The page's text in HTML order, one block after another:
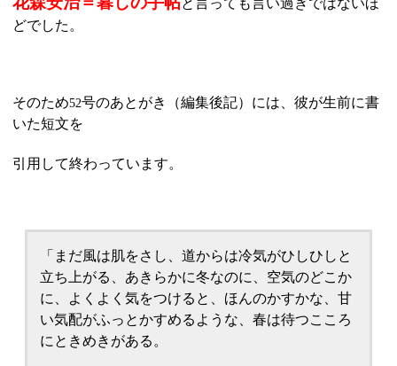
どでした。
そのため52号のあとがき（編集後記）には、彼が生前に書
いた短文を
引用して終わっています。
「まだ風は肌をさし、道からは冷気がひしひしと
立ち上がる、あきらかに冬なのに、空気のどこか
に、よくよく気をつけると、ほんのかすかな、甘
い気配がふっとかすめるような、春は待つこころ
にときめきがある。